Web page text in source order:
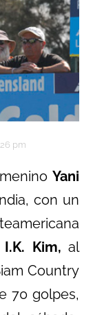
pm
Yani
con un
I.K. Kim, al
Country
70 golpes,